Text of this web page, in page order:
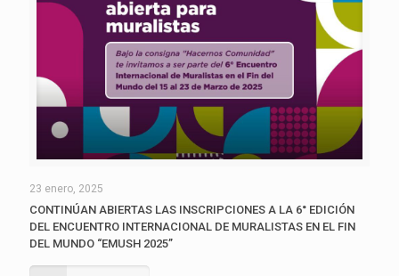
23 enero, 2025
CONTINÚAN ABIERTAS LAS INSCRIPCIONES A LA 6° EDICIÓN
DEL ENCUENTRO INTERNACIONAL DE MURALISTAS EN EL FIN
DEL MUNDO “EMUSH 2025”